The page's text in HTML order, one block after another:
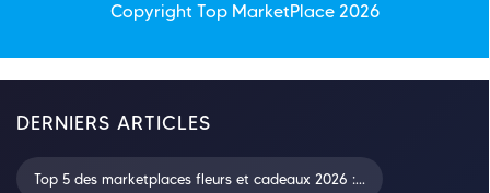
Copyright Top MarketPlace2026
DERNIERS ARTICLES
Top 5 des marketplaces fleurs et cadeaux 2026 :...